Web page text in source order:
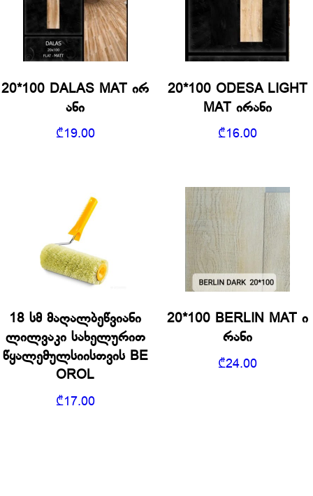
20*100 DALAS MAT ირ
ანი
₾19.00
20*100 ODESA LIGHT
MAT ირანი
₾16.00
18 სმ მაღალბეწვიანი
ლილვაკი სახელურით
წყალემულსიისთვის BE
OROL
₾17.00
20*100 BERLIN MAT ი
რანი
₾24.00